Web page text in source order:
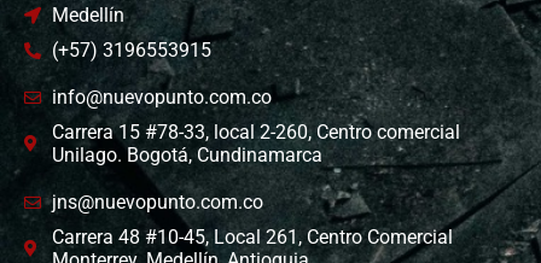
Medellín
(+57) 3196553915
info@nuevopunto.com.co
Carrera 15 #78-33, local 2-260, Centro comercial
Unilago. Bogotá, Cundinamarca
jns@nuevopunto.com.co
Carrera 48 #10-45, Local 261, Centro Comercial